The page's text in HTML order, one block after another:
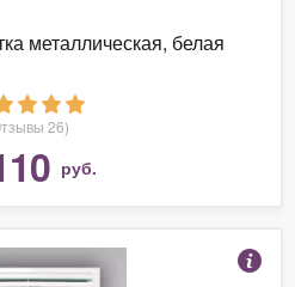
металлическая, белая
26)
руб.